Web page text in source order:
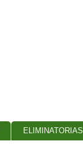
ELIMINATORIAS